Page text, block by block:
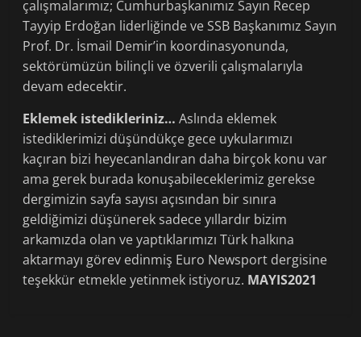
çalışmalarımız; Cumhurbaşkanımız Sayın Recep
Tayyip Erdoğan liderliğinde ve SSB Başkanımız Sayın
Prof. Dr. İsmail Demir’in koordinasyonunda,
sektörümüzün bilinçli ve özverili çalışmalarıyla
devam edecektir.
Eklemek istedikleriniz… Aslında eklemek
istediklerimizi düşündükçe gece uykularımızı
kaçıran bizi heyecanlandıran daha birçok konu var
ama gerek burada konuşabileceklerimiz gerekse
dergimizin sayfa sayısı açısından bir sınıra
geldiğimizi düşünerek sadece yıllardır bizim
arkamızda olan ve yaptıklarımızı Türk halkına
aktarmayı görev edinmiş Euro Newsport dergisine
teşekkür etmekle yetinmek istiyoruz. MAYIS2021